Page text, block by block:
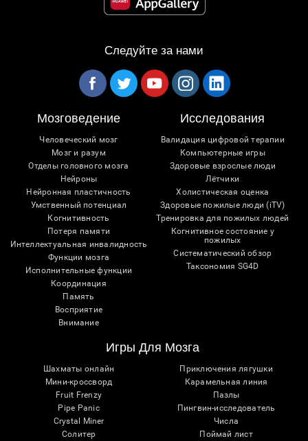
Следуйте за нами
Мозговедение
Человеческий мозг
Мозг и разум
Отделы головного мозга
Нейроны
Нейронная пластичность
Умственный потенциал
Когнитивность
Потеря памяти
Интеллектуальная инвалидность
Функции мозга
Исполнительные функции
Координация
Память
Восприятие
Внимание
Исследования
Валидация цифровой терапии
Компьютерные игры
Здоровые взрослые люди
Лётчики
Холистическая оценка
Здоровые пожилые люди (iTV)
Тренировка для пожилых людей
Когнитивное состояние у
пожилых
Систематический обзор
Таксономия SG4D
Игры Для Мозга
Шахматы онлайн
Мини-кроссворд
Fruit Frenzy
Pipe Panic
Crystal Miner
Солитер
Приключения лягушки
Карамельная линия
Пазлы
Пингвин-исследователь
Числа
Поймай лист